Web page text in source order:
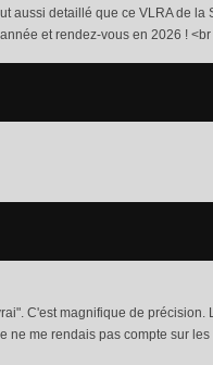
aussi detaillé que ce VLRA de la
et rendez-vous en 2026 !
C'est magnifique de précision.
ne me rendais pas compte sur